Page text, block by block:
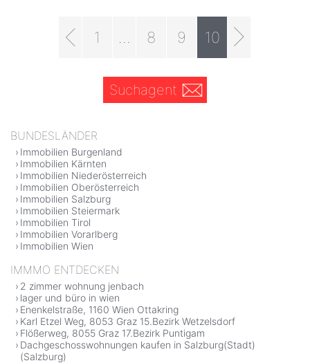
1 8 9 10
Suchagent
BUNDESLÄNDER
Immobilien Burgenland
Immobilien Kärnten
Immobilien Niederösterreich
Immobilien Oberösterreich
Immobilien Salzburg
Immobilien Steiermark
Immobilien Tirol
Immobilien Vorarlberg
Immobilien Wien
IMMMO ENTDECKEN
2 zimmer wohnung jenbach
lager und büro in wien
Enenkelstraße, 1160 Wien Ottakring
Karl Etzel Weg, 8053 Graz 15.Bezirk Wetzelsdorf
Flößerweg, 8055 Graz 17.Bezirk Puntigam
Dachgeschosswohnungen kaufen in Salzburg(Stadt)
(Salzburg)